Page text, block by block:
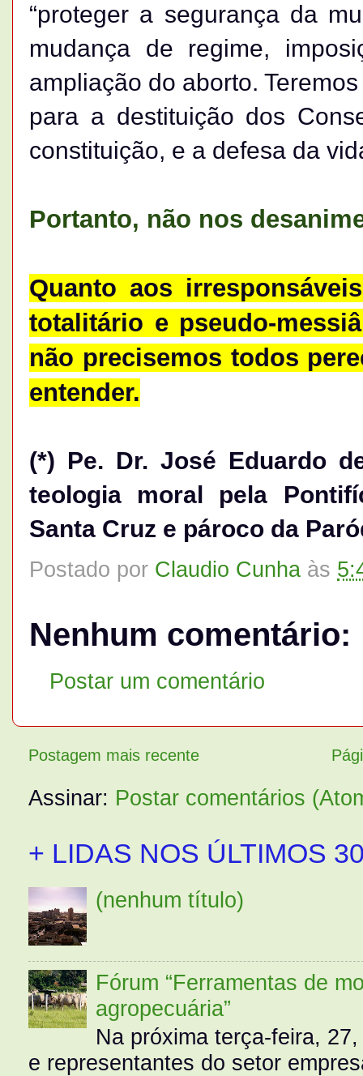
“proteger a segurança da
mudança de regime,
ampliação do aborto.
para a destituição dos
constituição, e a defesa da
Portanto, não nos
Quanto aos
totalitário e pseudo-
não precisemos todos
entender.
(*) Pe. Dr. José Eduardo
teologia moral pela
Santa Cruz e pároco da
Postado por Claudio Cunha às
Nenhum comentário:
Postar um comentário
Postagem mais recente
Assinar: Postar comentários
+ LIDAS NOS ÚLTIMOS
(nenhum título)
Fórum “Ferramentas de
agropecuária”
Na próxima terça-feira,
e representantes do setor